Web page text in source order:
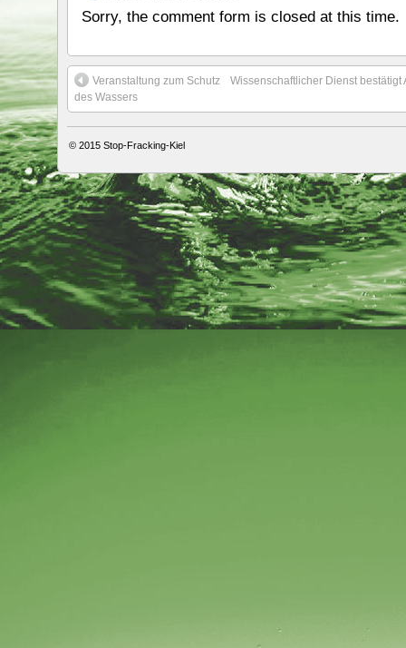
Sorry, the comment form is closed at this time.
Veranstaltung zum Schutz
des Wassers
Wissenschaftlicher Dienst bestätigt
© 2015 Stop-Fracking-Kiel